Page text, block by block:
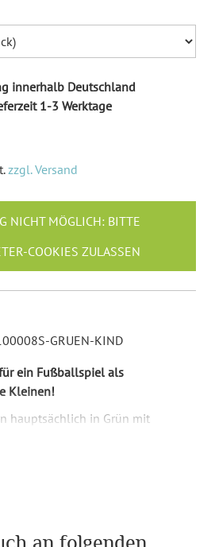
innerhalb Deutschland
1-3 Werktage
zzgl. Versand
NICHT MÖGLICH: BITTE
COOKIES ZULASSEN
GRUEN-KIND
ein Fußballspiel als
Kleinen!
hauptsächlich in Grün mit
und ersetzt unseren
Fußballschuh,
an folgenden